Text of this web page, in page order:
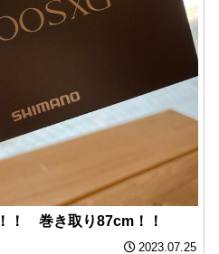
！ 巻き取り87cm！！
2023.07.25